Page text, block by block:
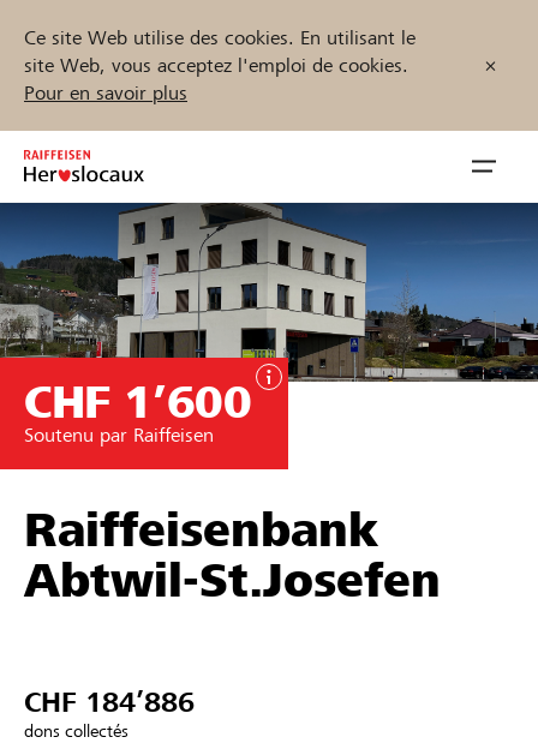
Ce site Web utilise des cookies. En utilisant le
site Web, vous acceptez l'emploi de cookies.
Pour en savoir plus
Inhalt
springen
öffnen
Parrainer
Soutien & assistance
Partenaires / Banques Raiffeisen
Se connecter
Trouvez des projets et des organisations
Démarrez maintenant
CHF 1’600
Soutenu par Raiffeisen
Raiffeisenbank
Abtwil-St.Josefen
CHF 184’886
dons collectés